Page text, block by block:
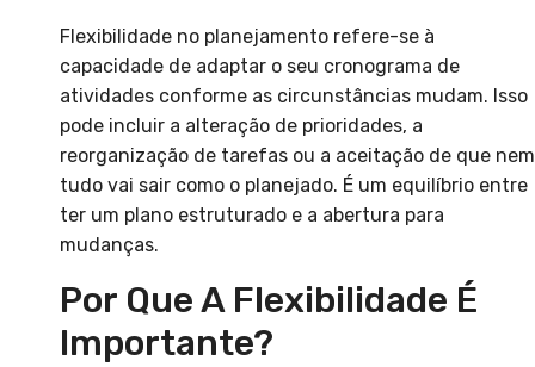
Flexibilidade no planejamento refere-se à
capacidade de adaptar o seu cronograma de
atividades conforme as circunstâncias mudam. Isso
pode incluir a alteração de prioridades, a
reorganização de tarefas ou a aceitação de que nem
tudo vai sair como o planejado. É um equilíbrio entre
ter um plano estruturado e a abertura para
mudanças.
Por Que A Flexibilidade É
Importante?